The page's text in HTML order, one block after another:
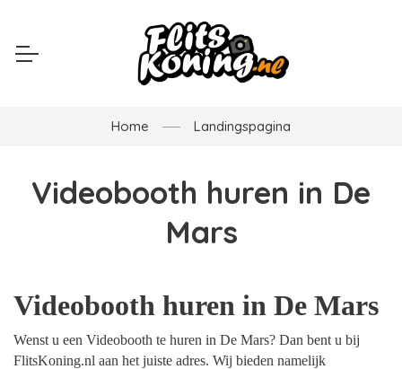
Home Landingspagina
Videobooth huren in De
Mars
Videobooth huren in De Mars
Wenst u een Videobooth te huren in De Mars? Dan bent u bij
FlitsKoning.nl aan het juiste adres. Wij bieden namelijk